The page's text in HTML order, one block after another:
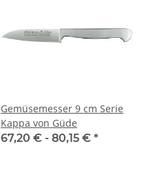
Gemüsemesser 9 cm Serie
Kappa von Güde
67,20 € - 80,15 € *